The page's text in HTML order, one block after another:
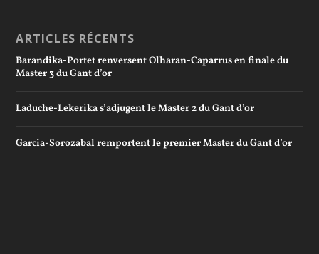
ARTICLES RÉCENTS
Barandika-Portet renversent Olharan-Caparrus en finale du
Master 3 du Gant d’or
Laduche-Lekerika s’adjugent le Master 2 du Gant d’or
Garcia-Sorozabal remportent le premier Master du Gant d’or